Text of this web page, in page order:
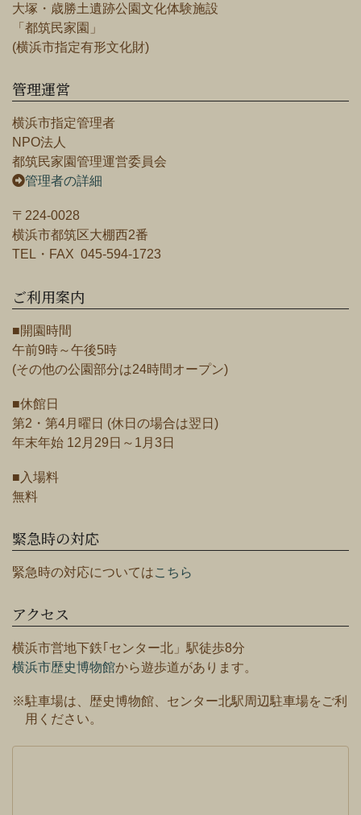
大塚・歳勝土遺跡公園文化体験施設
「都筑民家園」
(横浜市指定有形文化財)
管理運営
横浜市指定管理者
NPO法人
都筑民家園管理運営委員会
管理者の詳細
〒224-0028
横浜市都筑区大棚西2番
TEL・FAX 045-594-1723
ご利用案内
■開園時間
午前9時～午後5時
(その他の公園部分は24時間オープン)
■休館日
第2・第4月曜日 (休日の場合は翌日)
年末年始 12月29日～1月3日
■入場料
無料
緊急時の対応
緊急時の対応についてはこちら
アクセス
横浜市営地下鉄｢センター北」駅徒歩8分
横浜市歴史博物館から遊歩道があります。
※駐車場は、歴史博物館、センター北駅周辺駐車場をご利
用ください。